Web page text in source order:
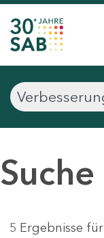
Suche
5 Ergebnisse für